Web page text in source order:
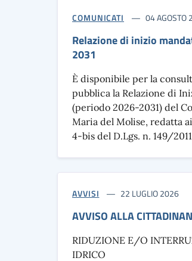
COMUNICATI 04 AGOSTO
Relazione di inizio
2031
È disponibile per la
pubblica la Relazione di
(periodo 2026-2031) del
Maria del Molise, redatta
4-bis del D.Lgs. n. 149/2011
AVVISI 22 LUGLIO 2026
AVVISO ALLA
RIDUZIONE E/O
IDRICO